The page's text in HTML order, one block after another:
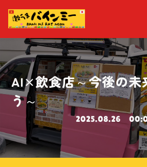
AI×飲食店～今後の未
う～
2025.08.26